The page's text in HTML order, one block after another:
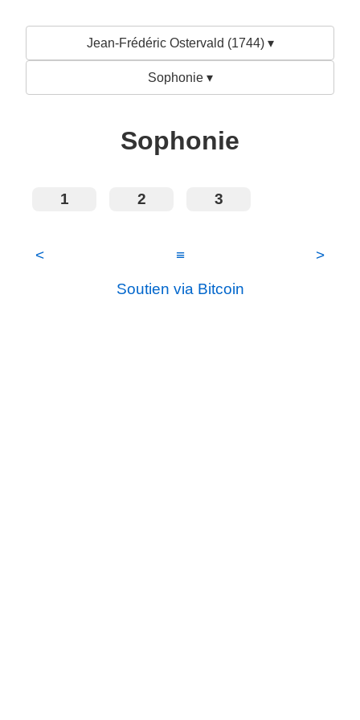
Jean-Frédéric Ostervald (1744) ▾
Sophonie ▾
Sophonie
1 2 3
< ≡
>
Soutien via Bitcoin